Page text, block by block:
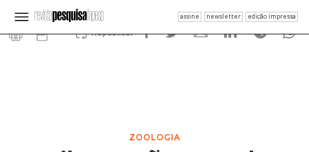
assine newsletter edição impressa
Republicar
ZOOLOGIA